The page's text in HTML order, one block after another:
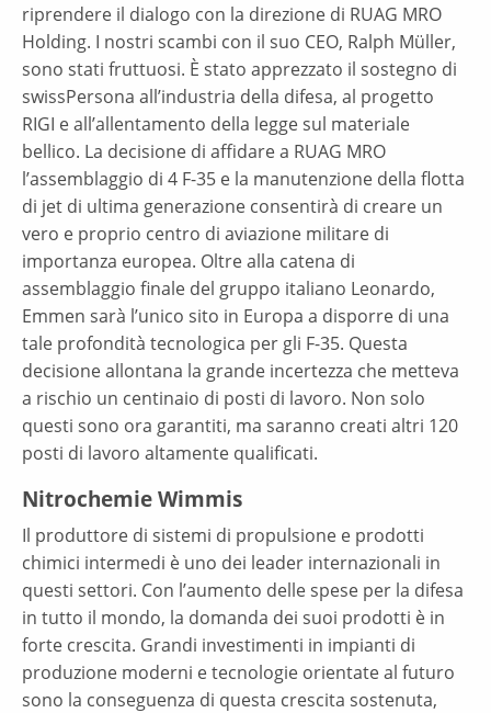
riprendere il dialogo con la direzione di RUAG MRO
Holding. I nostri scambi con il suo CEO, Ralph Müller,
sono stati fruttuosi. È stato apprezzato il sostegno di
swissPersona all’industria della difesa, al progetto
RIGI e all’allentamento della legge sul materiale
bellico. La decisione di affidare a RUAG MRO
l’assemblaggio di 4 F-35 e la manutenzione della flotta
di jet di ultima generazione consentirà di creare un
vero e proprio centro di aviazione militare di
importanza europea. Oltre alla catena di
assemblaggio finale del gruppo italiano Leonardo,
Emmen sarà l’unico sito in Europa a disporre di una
tale profondità tecnologica per gli F-35. Questa
decisione allontana la grande incertezza che metteva
a rischio un centinaio di posti di lavoro. Non solo
questi sono ora garantiti, ma saranno creati altri 120
posti di lavoro altamente qualificati.
Nitrochemie Wimmis
Il produttore di sistemi di propulsione e prodotti
chimici intermedi è uno dei leader internazionali in
questi settori. Con l’aumento delle spese per la difesa
in tutto il mondo, la domanda dei suoi prodotti è in
forte crescita. Grandi investimenti in impianti di
produzione moderni e tecnologie orientate al futuro
sono la conseguenza di questa crescita sostenuta,